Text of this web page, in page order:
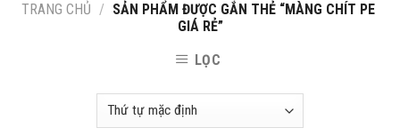
TRANG CHỦ / SẢN PHẨM ĐƯỢC GẮN THẺ “MÀNG CHÍT PE
GIÁ RẺ”
LỌC